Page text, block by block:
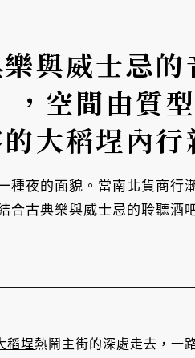
與威士忌
空間由質型
大稻埕內行
種夜的面貌。當南北貨商
合古典樂與威士忌的聆聽
稻埕熱鬧主街的深處走去，一